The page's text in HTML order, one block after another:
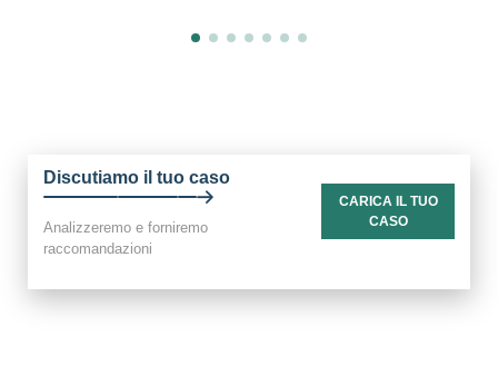
Discutiamo il tuo caso
Analizzeremo e forniremo
raccomandazioni
CARICA IL TUО
CASО